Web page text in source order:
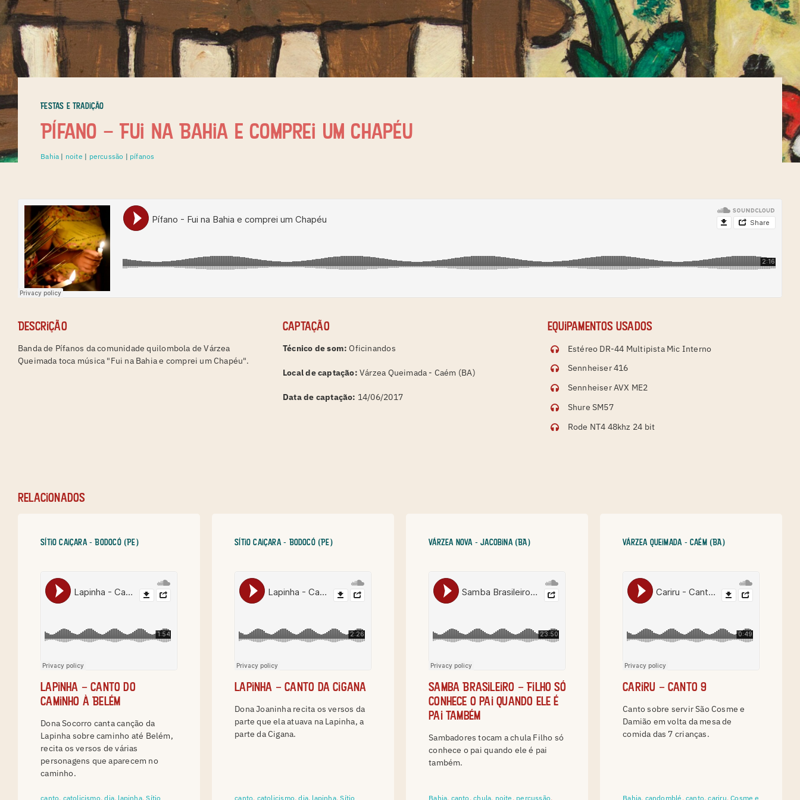
Festas e Tradição
Pífano – Fui na Bahia e comprei um Chapéu
Bahia | noite | percussão | pífanos
Descrição
Banda de Pífanos da comunidade quilombola de Várzea
Queimada toca música "Fui na Bahia e comprei um Chapéu".
Captação
Técnico de som: Oficinandos
Local de captação: Várzea Queimada - Caém (BA)
Data de captação: 14/06/2017
Equipamentos usados
Estéreo DR-44 Multipista Mic Interno
Sennheiser 416
Sennheiser AVX ME2
Shure SM57
Rode NT4 48khz 24 bit
relacionados
Sítio Caiçara - Bodocó (PE)
Lapinha – Canto do
Caminho à Belém
Dona Socorro canta canção da
Lapinha sobre caminho até Belém,
recita os versos de várias
personagens que aparecem no
caminho.
canto, catolicismo,dia, lapinha,Sítio
Sítio Caiçara - Bodocó (PE)
Lapinha – Canto da Cigana
Dona Joaninha recita os versos da
parte que ela atuava na Lapinha, a
parte da Cigana.
canto, catolicismo,dia, lapinha,Sítio
Várzea Nova - Jacobina (BA)
Samba Brasileiro – Filho só
conhece o pai quando ele é
pai também
Sambadores tocam a chula Filho só
conhece o pai quando ele é pai
também.
Bahia, canto ,chula, noite , percussão,
Várzea Queimada - Caém (BA)
Cariru – canto 9
Canto sobre servir São Cosme e
Damião em volta da mesa de
comida das 7 crianças.
Bahia, candomblé , canto,cariru,Cosme e